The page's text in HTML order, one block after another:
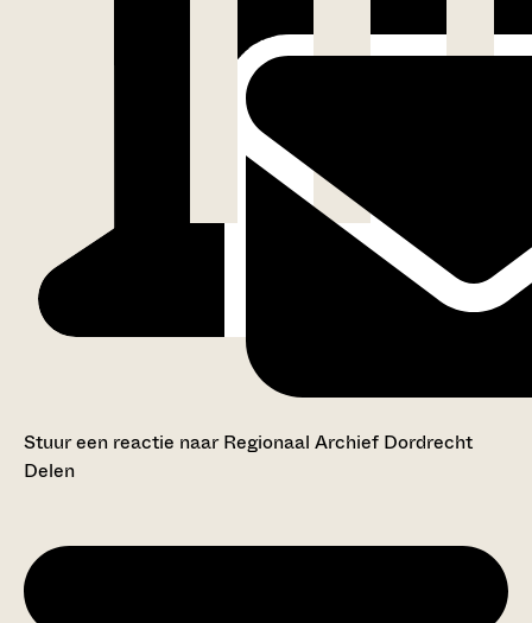
Stuur een reactie naar Regionaal Archief Dordrecht
Delen